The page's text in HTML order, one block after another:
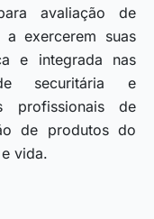
avaliação de
exercerem suas
e integrada nas
securitária e
profissionais de
de produtos do
vida.